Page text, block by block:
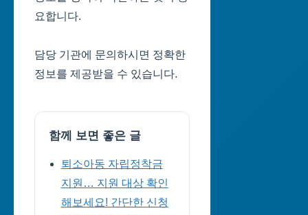
요합니다.
담당 기관에 문의하시면 정확한
정보를 제공받을 수 있습니다.
함께 보면 좋은 글
퇴소아동 자립정착금
지원… 지원 대상 확인
해보세요! 간단한 신청